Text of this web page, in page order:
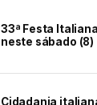
33ª Festa
neste sábado (8)
Cidadania